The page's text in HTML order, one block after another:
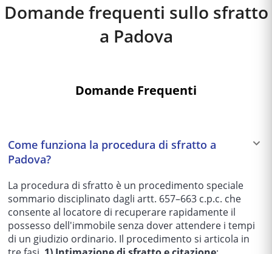
Domande frequenti sullo sfratto
a Padova
Domande Frequenti
Come funziona la procedura di sfratto a
Padova?
La procedura di sfratto è un procedimento speciale
sommario disciplinato dagli artt. 657–663 c.p.c. che
consente al locatore di recuperare rapidamente il
possesso dell'immobile senza dover attendere i tempi
di un giudizio ordinario. Il procedimento si articola in